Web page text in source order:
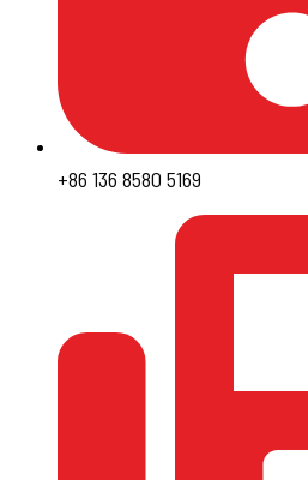
+86 136 8580 5169